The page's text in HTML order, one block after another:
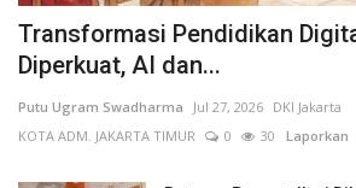
Transformasi Pendidikan
Diperkuat, AI dan...
Putu Ugram Swadharma Jul 27, 2026 DKI Jakarta
KOTA ADM. JAKARTA TIMUR
0 30 Laporkan